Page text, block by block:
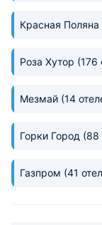
Красная Поляна
Роза Хутор (176
Мезмай (14
Горки Город (88
Газпром (41